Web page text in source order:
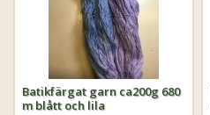
Batikfärgat garn ca200g 680
m blått och lila